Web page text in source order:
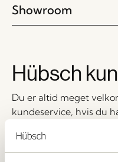
Showroom
Hübsch
Du er altid meget
kundeservice, hvis du
shop@hubsch-
+45 44 22 68 88